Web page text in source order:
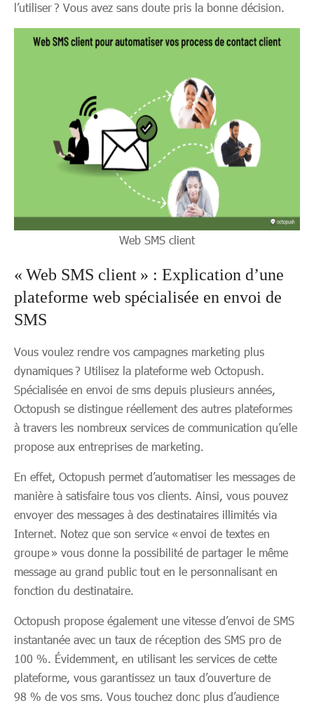
l’utiliser ? Vous avez sans doute pris la bonne décision.
Web SMS client
« Web SMS client » : Explication d’une
plateforme web spécialisée en envoi de
SMS
Vous voulez rendre vos campagnes marketing plus
dynamiques ? Utilisez la plateforme web Octopush.
Spécialisée en envoi de sms depuis plusieurs années,
Octopush se distingue réellement des autres plateformes
à travers les nombreux services de communication qu’elle
propose aux entreprises de marketing.
En effet, Octopush permet d’automatiser les messages de
manière à satisfaire tous vos clients. Ainsi, vous pouvez
envoyer des messages à des destinataires illimités via
Internet. Notez que son service « envoi de textes en
groupe » vous donne la possibilité de partager le même
message au grand public tout en le personnalisant en
fonction du destinataire.
Octopush propose également une vitesse d’envoi de SMS
instantanée avec un taux de réception des SMS pro de
100 %. Évidemment, en utilisant les services de cette
plateforme, vous garantissez un taux d’ouverture de
98 % de vos sms. Vous touchez donc plus d’audience